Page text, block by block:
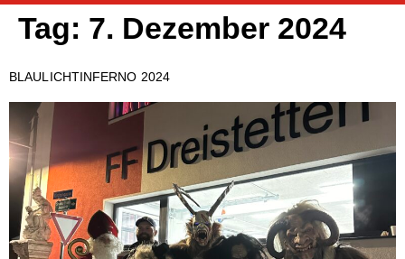
Tag: 7. Dezember 2024
BLAULICHTINFERNO 2024